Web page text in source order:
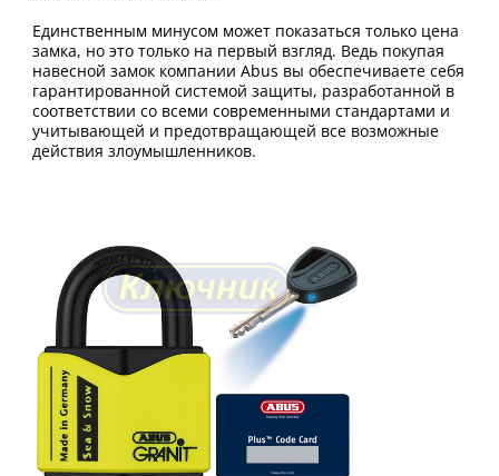
Единственным минусом может показаться только цена
замка, но это только на первый взгляд. Ведь покупая
навесной замок компании Abus вы обеспечиваете себя
гарантированной системой защиты, разработанной в
соответствии со всеми современными стандартами и
учитывающей и предотвращающей все возможные
действия злоумышленников.